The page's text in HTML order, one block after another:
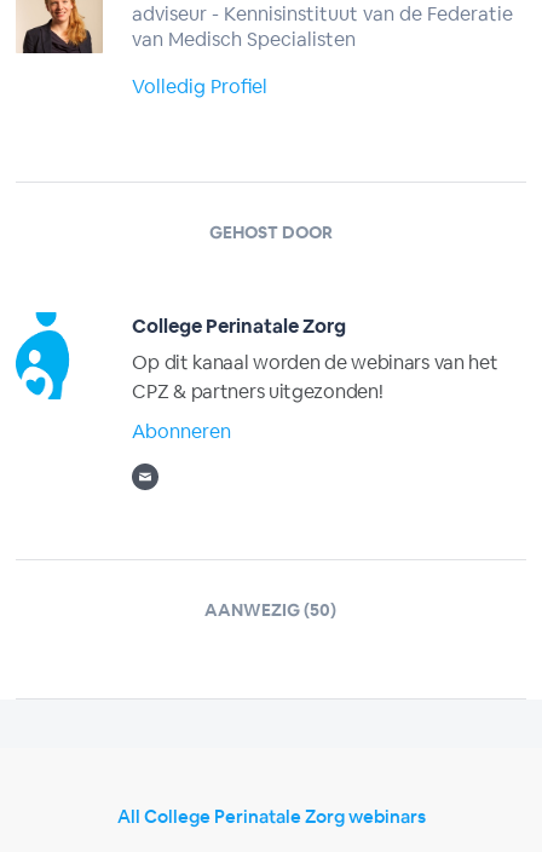
adviseur - Kennisinstituut van de Federatie
van Medisch Specialisten
Volledig Profiel
GEHOST DOOR
College Perinatale Zorg
Op dit kanaal worden de webinars van het
CPZ & partners uitgezonden!
Abonneren
AANWEZIG (50)
All College Perinatale Zorg webinars